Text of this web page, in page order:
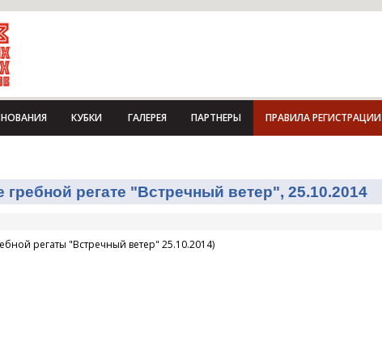
КУБКИ ГАЛЕРЕЯ ПАРТНЕРЫ ПРАВИЛА РЕГИСТРАЦИИ
регате "Встречный ветер", 25.10.2014
регаты "Встречный ветер" 25.10.2014)